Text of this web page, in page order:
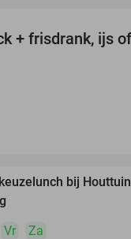
+ frisdrank, ijs
bij
Vr
Za